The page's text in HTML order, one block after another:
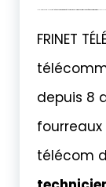
FRINET
depuis 8
télécom